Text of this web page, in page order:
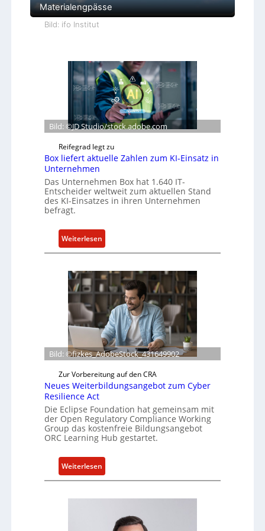
Materialengpässe
Bild: ifo Institut
Bild: ©JD Studio/stock.adobe.com
Reifegrad legt zu
Box liefert aktuelle Zahlen zum KI-Einsatz in
Unternehmen
Das Unternehmen Box hat 1.640 IT-
Entscheider weltweit zum aktuellen Stand
des KI-Einsatzes in ihren Unternehmen
befragt.
Weiterlesen
B
x
l
e
f
e
r
t
a
k
u
e
l
e
Z
h
Bild: ©fizkes_AdobeStock_431649902
Zur Vorbereitung auf den CRA
Neues Weiterbildungsangebot zum Cyber
Resilience Act
Die Eclipse Foundation hat gemeinsam mit
der Open Regulatory Compliance Working
Group das kostenfreie Bildungsangebot
ORC Learning Hub gestartet.
Weiterlesen
N